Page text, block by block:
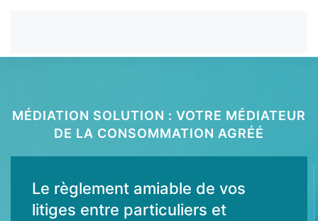
MÉDIATION SOLUTION : VOTRE MÉDIATEUR
DE LA CONSOMMATION AGRÉÉ
Le règlement amiable de vos
litiges entre particuliers et